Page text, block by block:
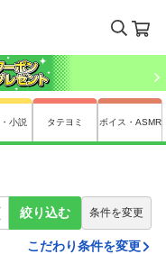
小説 タテヨミ ボイス・ASMR
絞り込む 条件を変更
こだわり条件を変更